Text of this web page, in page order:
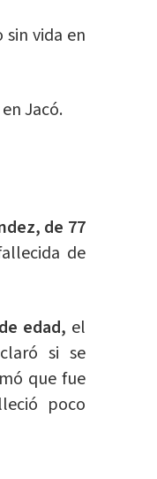
vida en
Jacó.
de 77
de
edad, el
si se
que fue
poco